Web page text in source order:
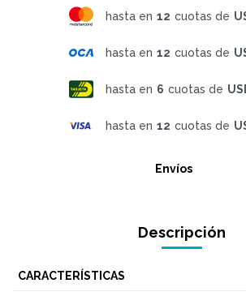
hasta en 12 cuotas de
hasta en 12 cuotas de
hasta en 6 cuotas de
hasta en 12 cuotas de
Envíos
Descripción
CARACTERÍSTICAS